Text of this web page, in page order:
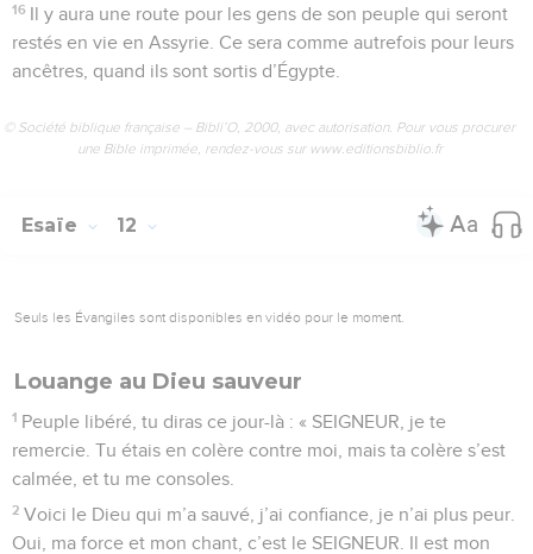
16 Il y aura une route pour les gens de son peuple qui seront
restés en vie en Assyrie. Ce sera comme autrefois pour leurs
ancêtres, quand ils sont sortis d’Égypte.
© Société biblique française – Bibli’O, 2000, avec autorisation. Pour vous procurer
une Bible imprimée, rendez-vous sur www.editionsbiblio.fr
Esaïe 12
Seuls les Évangiles sont disponibles en vidéo pour le moment.
Louange au Dieu sauveur
1 Peuple libéré, tu diras ce jour-là : « SEIGNEUR, je te
remercie. Tu étais en colère contre moi, mais ta colère s’est
calmée, et tu me consoles.
2 Voici le Dieu qui m’a sauvé, j’ai confiance, je n’ai plus peur.
Oui, ma force et mon chant, c’est le SEIGNEUR. Il est mon